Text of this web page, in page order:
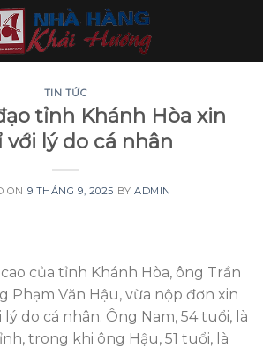
TIN TỨC
tỉnh Khánh Hòa xin
với lý do cá nhân
ON 9 THÁNG 9, 2025 BYADMIN
của tỉnh Khánh Hòa, ông Trần
Phạm Văn Hậu, vừa nộp đơn xin
do cá nhân. Ông Nam, 54 tuổi, là
trong khi ông Hậu, 51 tuổi, là